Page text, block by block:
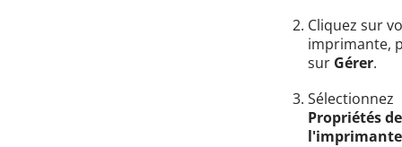
Cliquez sur
imprimante,
sur Gérer.
Sélectionnez
Propriétés de
l'imprimante